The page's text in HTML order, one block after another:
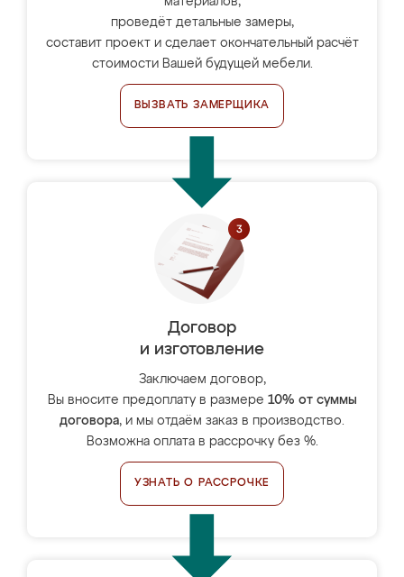
проведёт детальные замеры,
составит проект и сделает окончательный расчёт
стоимости Вашей будущей мебели.
ВЫЗВАТЬ ЗАМЕРЩИКА
Договор
и изготовление
Заключаем договор,
Вы вносите предоплату в размере 10% от суммы
договора, и мы отдаём заказ в производство.
Возможна оплата в рассрочку без %.
УЗНАТЬ О РАССРОЧКЕ